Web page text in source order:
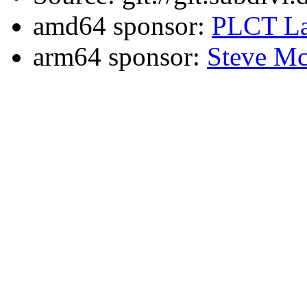
amd64 sponsor: PLCT
arm64 sponsor: Steve